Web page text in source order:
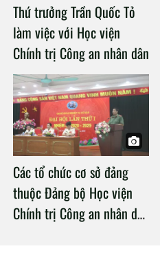
Thứ trưởng Trần Quốc Tỏ
làm việc với Học viện
Chính trị Công an nhân dân
Các tổ chức cơ sở đảng
thuộc Đảng bộ Học viện
Chính trị Công an nhân dân